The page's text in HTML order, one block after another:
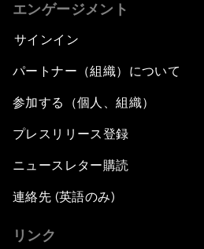
エンゲージメント
サインイン
パートナー（組織）について
参加する（個人、組織）
プレスリリース登録
ニュースレター購読
連絡先 (英語のみ)
リンク